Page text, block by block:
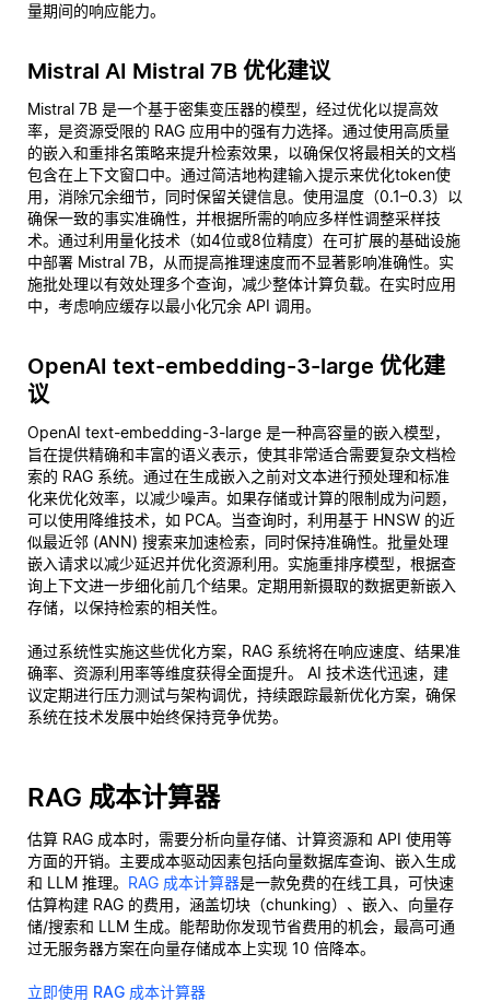
量期间的响应能力。
Mistral AI Mistral 7B 优化建议
Mistral 7B 是一个基于密集变压器的模型，经过优化以提高效
率，是资源受限的 RAG 应用中的强有力选择。通过使用高质量
的嵌入和重排名策略来提升检索效果，以确保仅将最相关的文档
包含在上下文窗口中。通过简洁地构建输入提示来优化token使
用，消除冗余细节，同时保留关键信息。使用温度（0.1–0.3）以
确保一致的事实准确性，并根据所需的响应多样性调整采样技
术。通过利用量化技术（如4位或8位精度）在可扩展的基础设施
中部署 Mistral 7B，从而提高推理速度而不显著影响准确性。实
施批处理以有效处理多个查询，减少整体计算负载。在实时应用
中，考虑响应缓存以最小化冗余 API 调用。
OpenAI text-embedding-3-large 优化建
议
OpenAI text-embedding-3-large 是一种高容量的嵌入模型，
旨在提供精确和丰富的语义表示，使其非常适合需要复杂文档检
索的 RAG 系统。通过在生成嵌入之前对文本进行预处理和标准
化来优化效率，以减少噪声。如果存储或计算的限制成为问题，
可以使用降维技术，如 PCA。当查询时，利用基于 HNSW 的近
似最近邻 (ANN) 搜索来加速检索，同时保持准确性。批量处理
嵌入请求以减少延迟并优化资源利用。实施重排序模型，根据查
询上下文进一步细化前几个结果。定期用新摄取的数据更新嵌入
存储，以保持检索的相关性。
通过系统性实施这些优化方案，RAG 系统将在响应速度、结果准
确率、资源利用率等维度获得全面提升。 AI 技术迭代迅速，建
议定期进行压力测试与架构调优，持续跟踪最新优化方案，确保
系统在技术发展中始终保持竞争优势。
RAG 成本计算器
估算 RAG 成本时，需要分析向量存储、计算资源和 API 使用等
方面的开销。主要成本驱动因素包括向量数据库查询、嵌入生成
和 LLM 推理。 RAG 成本计算器是一款免费的在线工具，可快速
估算构建 RAG 的费用，涵盖切块（chunking）、嵌入、向量存
储/搜索和 LLM 生成。能帮助你发现节省费用的机会，最高可通
过无服务器方案在向量存储成本上实现 10 倍降本。
立即使用 RAG 成本计算器